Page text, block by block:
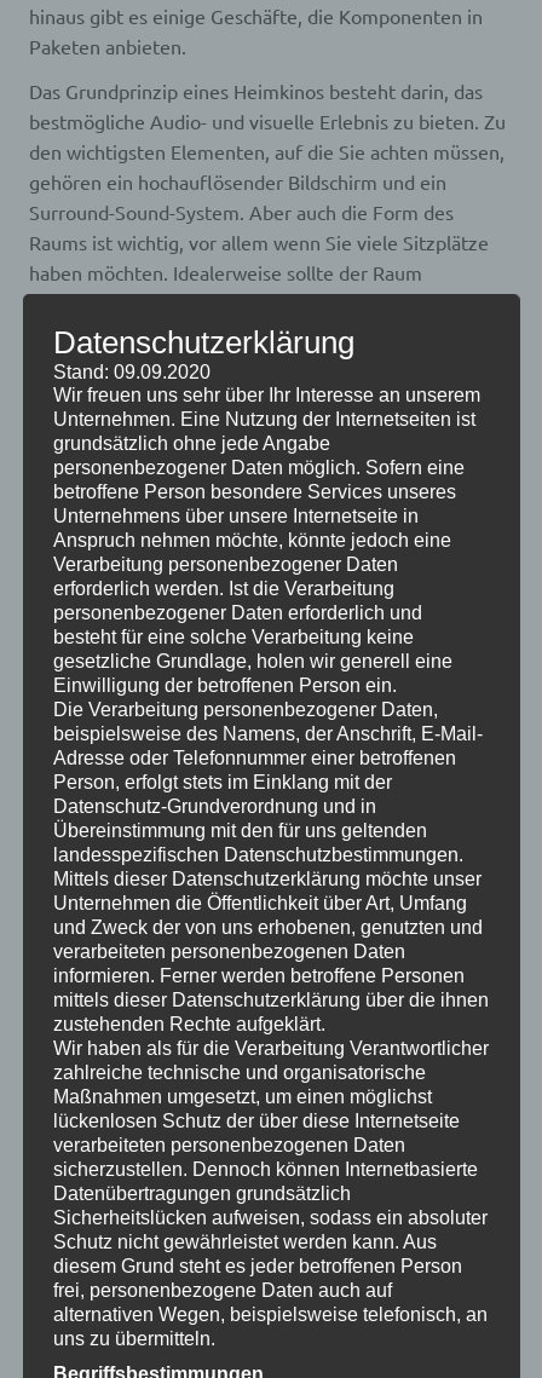
hinaus gibt es einige Geschäfte, die Komponenten in
Paketen anbieten.
Das Grundprinzip eines Heimkinos besteht darin, das
bestmögliche Audio- und visuelle Erlebnis zu bieten. Zu
den wichtigsten Elementen, auf die Sie achten müssen,
gehören ein hochauflösender Bildschirm und ein
Surround-Sound-System. Aber auch die Form des
Raums ist wichtig, vor allem wenn Sie viele Sitzplätze
haben möchten. Idealerweise sollte der Raum
in der Mitte des Raums aufstellen und haben mehr
Platz auf beiden Seiten.
Die meisten Menschen entscheiden sich für einen
Großbildschirm, aber wenn Sie einen kleineren
bevorzugen, können Sie sich auch für einen Projektor
entscheiden. Für ein anspruchsvolleres Heimkino
können Sie ein 7.1-Surround-Sound-System installieren.
Diese Systeme benötigen drei Lautsprecher vor und
zwei hinter dem Publikum. Wenn Sie einen größeren
Raum haben, können Sie auch ein 6.1- oder Full-Atmos-
Lautsprechersystem in Betracht ziehen.
Möglicherweise müssen Sie einen Subwoofer
hinzufügen, um den Bass zu verstärken. Je nach Größe
des Raums müssen Sie möglicherweise auch mehr
Datenschutzerklärung
Stand: 09.09.2020
Wir freuen uns sehr über Ihr Interesse an unserem
Unternehmen. Eine Nutzung der Internetseiten ist
grundsätzlich ohne jede Angabe
personenbezogener Daten möglich. Sofern eine
betroffene Person besondere Services unseres
Unternehmens über unsere Internetseite in
Anspruch nehmen möchte, könnte jedoch eine
Verarbeitung personenbezogener Daten
erforderlich werden. Ist die Verarbeitung
personenbezogener Daten erforderlich und
besteht für eine solche Verarbeitung keine
gesetzliche Grundlage, holen wir generell eine
Einwilligung der betroffenen Person ein.
Die Verarbeitung personenbezogener Daten,
beispielsweise des Namens, der Anschrift, E-Mail-
Adresse oder Telefonnummer einer betroffenen
Person, erfolgt stets im Einklang mit der
Datenschutz-Grundverordnung und in
Übereinstimmung mit den für uns geltenden
landesspezifischen Datenschutzbestimmungen.
Mittels dieser Datenschutzerklärung möchte unser
Unternehmen die Öffentlichkeit über Art, Umfang
und Zweck der von uns erhobenen, genutzten und
verarbeiteten personenbezogenen Daten
informieren. Ferner werden betroffene Personen
mittels dieser Datenschutzerklärung über die ihnen
zustehenden Rechte aufgeklärt.
Wir haben als für die Verarbeitung Verantwortlicher
zahlreiche technische und organisatorische
Maßnahmen umgesetzt, um einen möglichst
lückenlosen Schutz der über diese Internetseite
verarbeiteten personenbezogenen Daten
sicherzustellen. Dennoch können Internetbasierte
Datenübertragungen grundsätzlich
Sicherheitslücken aufweisen, sodass ein absoluter
Schutz nicht gewährleistet werden kann. Aus
diesem Grund steht es jeder betroffenen Person
frei, personenbezogene Daten auch auf
alternativen Wegen, beispielsweise telefonisch, an
uns zu übermitteln.
Begriffsbestimmungen